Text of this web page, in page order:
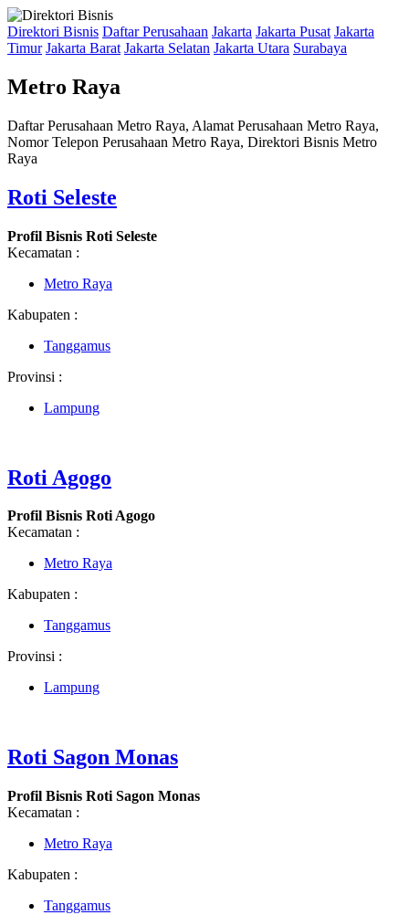
Direktori Bisnis Daftar Perusahaan Jakarta Jakarta Pusat Jakarta
Timur Jakarta Barat Jakarta Selatan Jakarta Utara Surabaya
Metro Raya
Daftar Perusahaan Metro Raya, Alamat Perusahaan Metro Raya,
Nomor Telepon Perusahaan Metro Raya, Direktori Bisnis Metro
Raya
Roti Seleste
Profil Bisnis Roti Seleste
Kecamatan :
Metro Raya
Kabupaten :
Tanggamus
Provinsi :
Lampung
Roti Agogo
Profil Bisnis Roti Agogo
Kecamatan :
Metro Raya
Kabupaten :
Tanggamus
Provinsi :
Lampung
Roti Sagon Monas
Profil Bisnis Roti Sagon Monas
Kecamatan :
Metro Raya
Kabupaten :
Tanggamus